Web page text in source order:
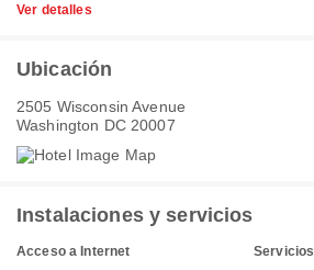
Ver detalles
Ubicación
2505 Wisconsin Avenue
Washington DC 20007
Instalaciones y servicios
Acceso a Internet
Servicios